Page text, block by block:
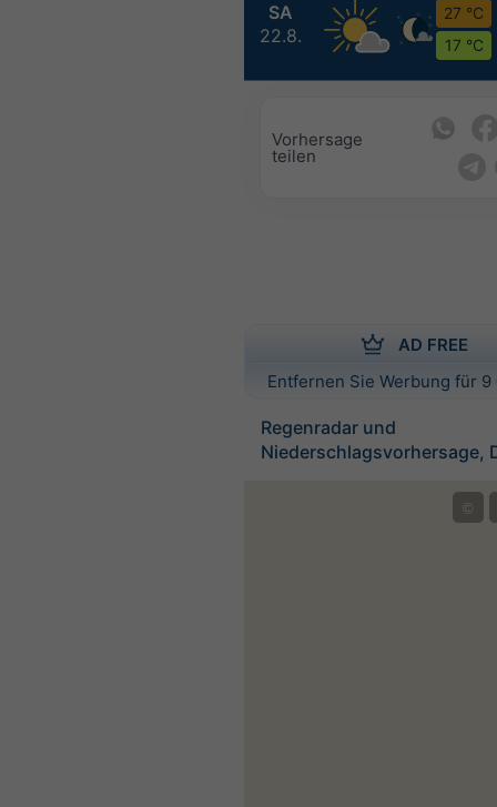
SA
22.8.
27 °C
17 °C
Vorhersage
teilen
AD FREE
Entfernen Sie Werbung für
Regenradar und
Niederschlagsvorhersage,
©